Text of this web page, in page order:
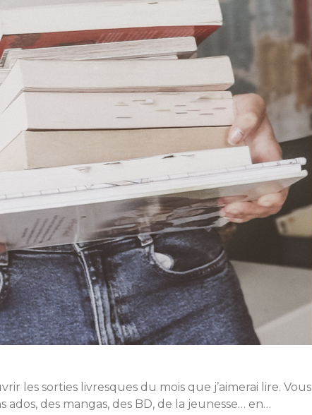
les sorties livresques du mois que j’aimerai lire. Vous
des mangas, des BD, de la jeunesse… en…